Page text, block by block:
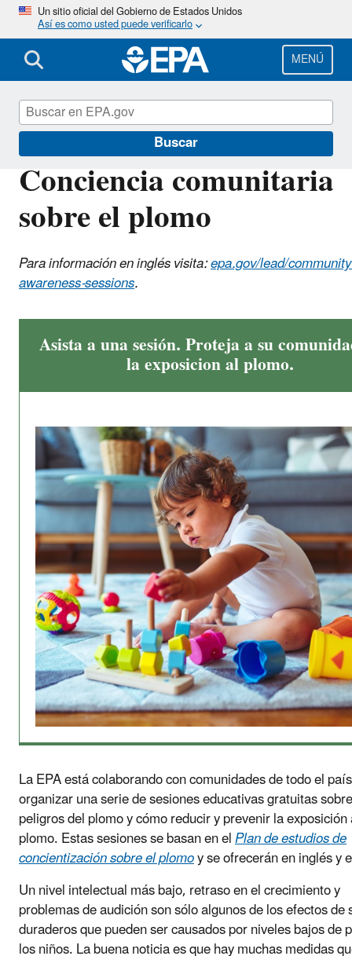
Pasar
al
contenido
principal
Un sitio oficial del Gobierno de Estados Unidos
Así es como usted puede verificarlo
MENÚ
Buscar
Conciencia comunitaria
sobre el plomo
Para información en inglés visita:epa.gov/lead/
awareness-sessions.
Asista a una sesión. Proteja a su
la exposicion al plomo.
La EPA está colaborando con comunidades de todo el
organizar una serie de sesiones educativas gratuitas
peligros del plomo y cómo reducir y prevenir la
plomo. Estas sesiones se basan en elPlan de estudios de
concientización sobre el plomoy se ofrecerán en inglés y
Un nivel intelectual más bajo, retraso en el crecimiento y
problemas de audición son sólo algunos de los efectos de
duraderos que pueden ser causados por niveles bajos de
los niños. La buena noticia es que hay muchas medidas
Plomo